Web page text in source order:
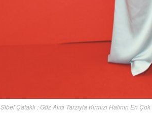
Sibel Çataklı : Göz Alıcı Tarzıyla Kırmızı Halının En